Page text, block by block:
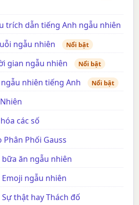
trích dẫn tiếng Anh ngẫu nhiên
ngẫu nhiên
Nổi bật
gian ngẫu nhiên Nổi bật
nhiên tiếng Anh Nổi bật
các số
Phân Phối Gauss
bữa ăn ngẫu nhiên
ngẫu nhiên
thật hay Thách đố